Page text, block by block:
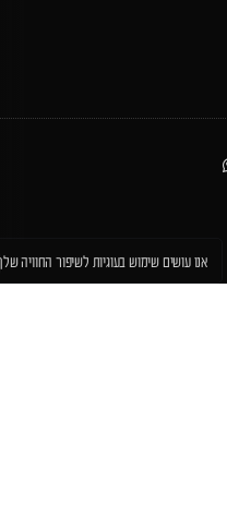
אנו עושים שימוש בעוגיות לשיפור החוויה שלך